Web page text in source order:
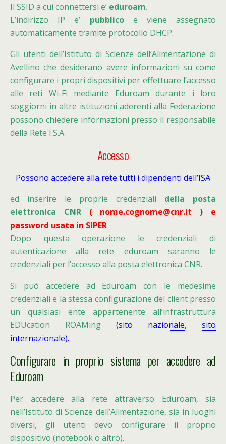
Il SSID a cui connettersi e’ eduroam.
L’indirizzo IP e’ pubblicoe viene assegnato
automaticamente tramite protocollo DHCP.
Gli utenti dell’Istituto di Scienze dell’Alimentazione di
Avellino che desiderano avere informazioni su come
configurare i propri dispositivi per effettuare l’accesso
alle reti Wi-Fi mediante Eduroam durante i loro
soggiorni in altre istituzioni aderenti alla Federazione
possono chiedere informazioni presso il responsabile
della Rete I.S.A.
Accesso
Possono accedere alla rete tutti i dipendenti dell’ISA
ed inserire le proprie credenziali della posta
elettronica CNR ( nome.cognome@cnr.it ) e
password usata in SIPER
Dopo questa operazione le credenziali di
autenticazione alla rete eduroam saranno le
credenziali per l’accesso alla posta elettronica CNR.
Si può accedere ad Eduroam con le medesime
credenziali e la stessa configurazione del client presso
un qualsiasi ente appartenente all’infrastruttura
EDUcation ROAMing (sito nazionale, sito
internazionale).
Configurare in proprio sistema per accedere ad
Eduroam
Per accedere alla rete attraverso Eduroam, sia
nell’Istituto di Scienze dell’Alimentazione, sia in luoghi
diversi, gli utenti devo configurare il proprio
dispositivo (notebook o altro).